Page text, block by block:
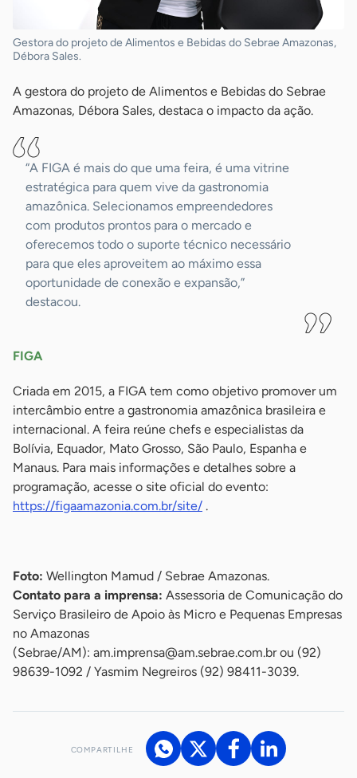
Gestora do projeto de Alimentos e Bebidas do Sebrae Amazonas,
Débora Sales.
A gestora do projeto de Alimentos e Bebidas do Sebrae
Amazonas, Débora Sales, destaca o impacto da ação.
“A FIGA é mais do que uma feira, é uma vitrine
estratégica para quem vive da gastronomia
amazônica. Selecionamos empreendedores
com produtos prontos para o mercado e
oferecemos todo o suporte técnico necessário
para que eles aproveitem ao máximo essa
oportunidade de conexão e expansão,”
destacou.
FIGA
Criada em 2015, a FIGA tem como objetivo promover um
intercâmbio entre a gastronomia amazônica brasileira e
internacional. A feira reúne chefs e especialistas da
Bolívia, Equador, Mato Grosso, São Paulo, Espanha e
Manaus. Para mais informações e detalhes sobre a
programação, acesse o site oficial do evento:
https://figaamazonia.com.br/site/ .
Foto: Wellington Mamud / Sebrae Amazonas.
Contato para a imprensa: Assessoria de Comunicação do
Serviço Brasileiro de Apoio às Micro e Pequenas Empresas
no Amazonas
(Sebrae/AM): am.imprensa@am.sebrae.com.brou (92)
98639-1092 / Yasmim Negreiros (92) 98411-3039.
COMPARTILHE